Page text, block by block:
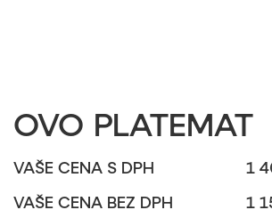
OVO PLATEMAT
VAŠE CENA S DPH
1
VAŠE CENA BEZ DPH
1